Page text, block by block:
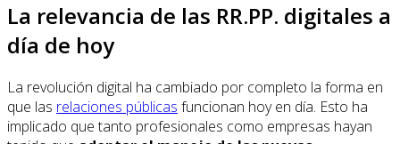
La relevancia de las RR.PP. digitales a
día de hoy
La revolución digital ha cambiado por completo la forma en
que las relaciones públicas funcionan hoy en día. Esto ha
implicado que tanto profesionales como empresas hayan